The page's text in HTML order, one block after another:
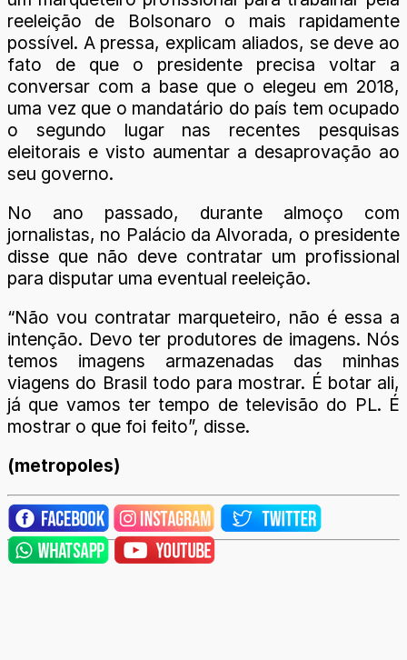
reeleição de Bolsonaro o mais rapidamente
possível. A pressa, explicam aliados, se deve ao
fato de que o presidente precisa voltar a
conversar com a base que o elegeu em 2018,
uma vez que o mandatário do país tem ocupado
o segundo lugar nas recentes pesquisas
eleitorais e visto aumentar a desaprovação ao
seu governo.
No ano passado, durante almoço com
jornalistas, no Palácio da Alvorada, o presidente
disse que não deve contratar um profissional
para disputar uma eventual reeleição.
“Não vou contratar marqueteiro, não é essa a
intenção. Devo ter produtores de imagens. Nós
temos imagens armazenadas das minhas
viagens do Brasil todo para mostrar. É botar ali,
já que vamos ter tempo de televisão do PL. É
mostrar o que foi feito”, disse.
(metropoles)